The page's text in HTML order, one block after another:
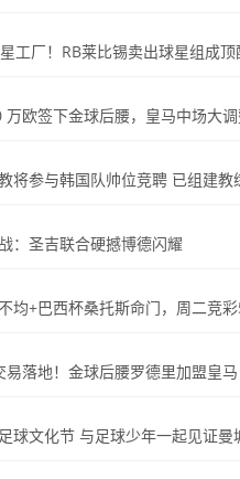
工厂！RB莱比锡卖出球星组成顶
欧签下金球后腰，皇马中场大
将参与韩国队帅位竞聘 已组建教
：圣吉联合硬撼博德闪耀
均+巴西杯桑托斯命门，周二竞
落地！金球后腰罗德里加盟皇
球文化节 与足球少年一起见证曼